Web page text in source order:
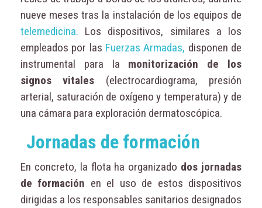
nueve meses tras la instalación de los equipos de
telemedicina. Los dispositivos, similares a los
empleados por las Fuerzas Armadas, disponen de
instrumental para la monitorización de los
signos vitales (electrocardiograma, presión
arterial, saturación de oxígeno y temperatura) y de
una cámara para exploración dermatoscópica.
Jornadas de formación
En concreto, la flota ha organizado dos jornadas
de formación en el uso de estos dispositivos
dirigidas a los responsables sanitarios designados